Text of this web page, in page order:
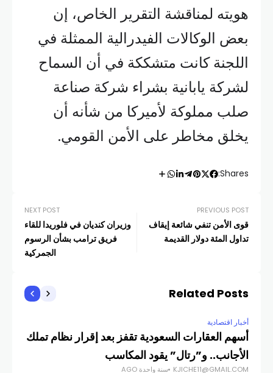
هويته لمناقشة التقرير الخاص، إن
بعض الوكالات الفيدرالية الممثلة في
اللجنة كانت متشككة في أن السماح
لشركة يابانية بشراء شركة صناعة
صلب مملوكة لأميركا من شأنه أن
يخلق مخاطر على الأمن القومي.
Shares:
PREVIOUS POST
قوى الأمن تنفي شائعة إيقاف
تداول المئة دولار القديمة
NEXT POST
وزيران كنديان في فلوريدا للقاء
فريق ترامب بشأن الرسوم
الجمركية
Related Posts
أخبار اقتصادية
أسهم العقارات السعودية تقفز بعد إقرار نظام تملك
الأجانب.. و”رتال” يقود المكاسب
KJICHE11@GMAIL.COM سنة واحدة AGO